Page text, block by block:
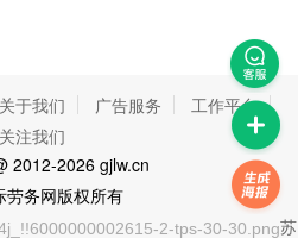
关于我们 广告服务
工作平台
关注我们
2012-2026 gjlw.cn
劳务网版权所有
苏